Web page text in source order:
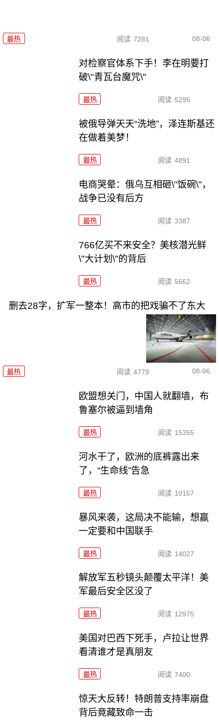
最热 阅读 7281 08-06
对检察官体系下手！李在明要打
破\"青瓦台魔咒\"
最热 阅读 5295
被俄导弹天天“洗地”，泽连斯基还
在做着美梦！
最热 阅读 4891
电商哭晕：俄乌互相砸\"饭碗\"，
战争已没有后方
最热 阅读 3387
766亿买不来安全？美核潜光鲜
\"大计划\"的背后
最热 阅读 5662
删去28字，扩军一整本！高市的把戏骗不了东大
最热 阅读 4779 08-06
欧盟想关门，中国人就翻墙，布
鲁塞尔被逼到墙角
最热 阅读 15355
河水干了，欧洲的底裤露出来
了，“生命线”告急
最热 阅读 10157
暴风来袭，这局决不能输，想赢
一定要和中国联手
最热 阅读 14027
解放军五秒镜头颠覆太平洋！美
军最后安全区没了
最热 阅读 12975
美国对巴西下死手，卢拉让世界
看清谁才是真朋友
最热 阅读 7400
惊天大反转！特朗普支持率崩盘
背后竟藏致命一击